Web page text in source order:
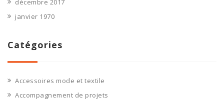
décembre 2017
janvier 1970
Catégories
Accessoires mode et textile
Accompagnement de projets